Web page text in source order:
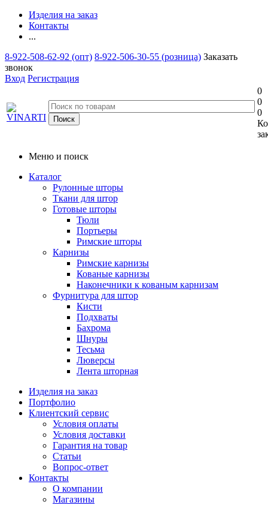
Изделия на заказ
Контакты
...
8-922-508-62-92 (опт) 8-922-506-30-55 (розница) Заказать
звонок
Вход Регистрация
0
0
0
Меню и поиск
Каталог
Рулонные шторы
Ткани для штор
Готовые шторы
Тюли
Портьеры
Римские шторы
Карнизы
Римские карнизы
Кованые карнизы
Наконечники к кованым карнизам
Фурнитура для штор
Кисти
Подхваты
Бахрома
Шнуры
Тесьма
Люверсы
Лента шторная
Изделия на заказ
Портфолио
Клиентский сервис
Условия оплаты
Условия доставки
Гарантия на товар
Статьи
Вопрос-ответ
Контакты
О компании
Магазины